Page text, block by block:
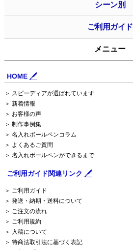
HOME
＞ スピーディアが選ばれています
＞ 新着情報
＞ お客様の声
＞ 制作事例集
＞ 名入れボールペンコラム
＞ よくあるご質問
＞ 名入れボールペンができるまで
ご利用ガイド関連リンク
＞ ご利用ガイド
＞ 発送・納期・送料について
＞ ご注文の流れ
＞ ご利用規約
＞ 入稿について
＞ 特商法取引法に基づく表記
メニュー
シーン別
ご利用ガイド